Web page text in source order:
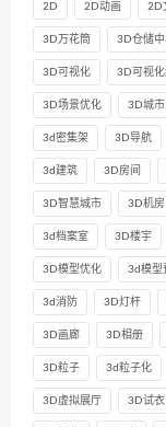
2D 2D动画 2D
3D万花筒 3D仓储
3D可视化 3D可视
3D场景优化 3D城市
3d密集架 3D导航
3d建筑 3D房间
3D智慧城市 3D机房
3d档案室 3D楼宇
3D模型优化 3d模型
3d消防 3D灯杆
3D画廊 3D相册
3D粒子 3d粒子化
3D虚拟展厅 3D试衣